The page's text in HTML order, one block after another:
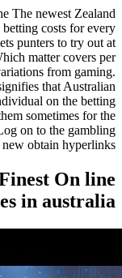
The newest Zealand
costs for every
punters to try out at
matter covers per
from gaming.
that Australian
on the betting
sometimes for the
on to the gambling
obtain hyperlinks.
On line
in australia